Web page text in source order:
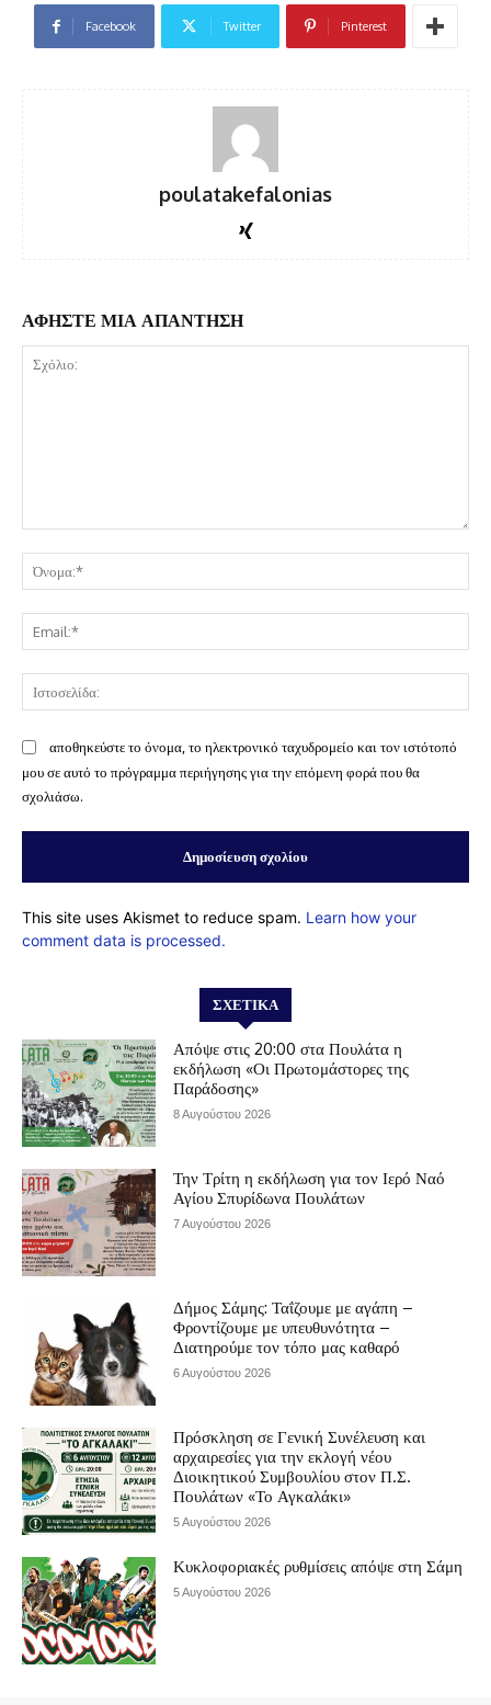
Facebook Twitter Pinterest
poulatakefalonias
ΑΦΗΣΤΕ ΜΙΑ ΑΠΑΝΤΗΣΗ
αποθηκεύστε το όνομα, το ηλεκτρονικό ταχυδρομείο και τον ιστότοπό
μου σε αυτό το πρόγραμμα περιήγησης για την επόμενη φορά που θα
σχολιάσω.
This site uses Akismet to reduce spam. Learn how your
comment data is processed.
ΣΧΕΤΙΚΆ
Απόψε στις 20:00 στα Πουλάτα η
εκδήλωση «Οι Πρωτομάστορες της
Παράδοσης»
8 Αυγούστου 2026
Την Τρίτη η εκδήλωση για τον Ιερό Ναό
Αγίου Σπυρίδωνα Πουλάτων
7 Αυγούστου 2026
Δήμος Σάμης: Ταΐζουμε με αγάπη –
Φροντίζουμε με υπευθυνότητα –
Διατηρούμε τον τόπο μας καθαρό
6 Αυγούστου 2026
Πρόσκληση σε Γενική Συνέλευση και
αρχαιρεσίες για την εκλογή νέου
Διοικητικού Συμβουλίου στον Π.Σ.
Πουλάτων «Το Αγκαλάκι»
5 Αυγούστου 2026
Κυκλοφοριακές ρυθμίσεις απόψε στη Σάμη
5 Αυγούστου 2026